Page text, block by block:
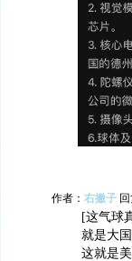
作者： 右撇子
[这气球
就是大
这就是